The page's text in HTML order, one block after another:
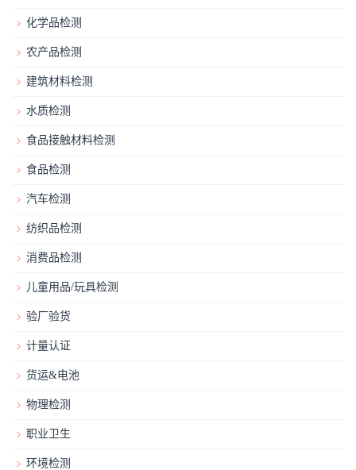
化学品检测
农产品检测
建筑材料检测
水质检测
食品接触材料检测
食品检测
汽车检测
纺织品检测
消费品检测
儿童用品/玩具检测
验厂验货
计量认证
货运&电池
物理检测
职业卫生
环境检测